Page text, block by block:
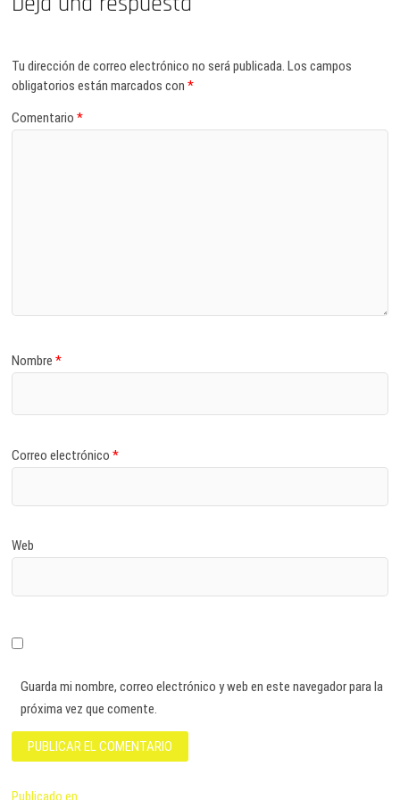
Tu dirección de correo electrónico no será publicada. Los campos
obligatorios están marcados con*
Comentario*
Nombre*
Correo electrónico*
Web
Guarda mi nombre, correo electrónico y web en este navegador para la
próxima vez que comente.
Publicado en